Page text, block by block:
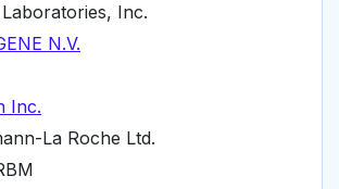
Inc.
N.V.
Inc.
La Roche Ltd.